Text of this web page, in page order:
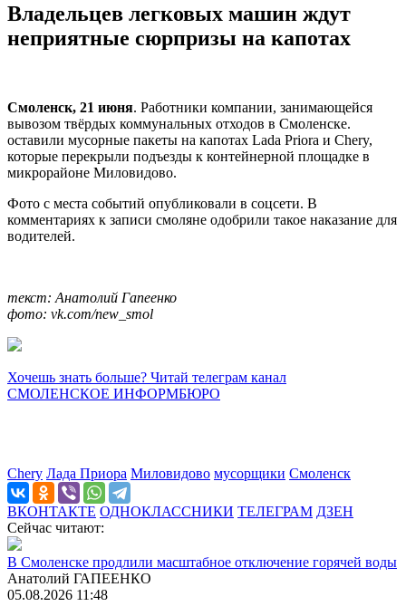
Владельцев легковых машин ждут
неприятные сюрпризы на капотах
Смоленск, 21 июня. Работники компании, занимающейся
вывозом твёрдых коммунальных отходов в Смоленске.
оставили мусорные пакеты на капотах Lada Priora и Chery,
которые перекрыли подъезды к контейнерной площадке в
микрорайоне Миловидово.
Фото с места событий опубликовали в соцсети. В
комментариях к записи смоляне одобрили такое наказание для
водителей.
текст: Анатолий Гапеенко
фото: vk.com/new_smol
Хочешь знать больше? Читай телеграм канал
СМОЛЕНСКОЕ ИНФОРМБЮРО
Chery Лада Приора Миловидово мусорщики Смоленск
ВКОНТАКТЕ ОДНОКЛАССНИКИ ТЕЛЕГРАМ ДЗЕН
Сейчас читают:
В Смоленске продлили масштабное отключение горячей воды
Анатолий ГАПЕЕНКО
05.08.2026 11:48